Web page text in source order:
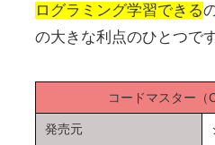
ログラミング学習できる
の大きな利点のひとつです
コードマスター（
発売元